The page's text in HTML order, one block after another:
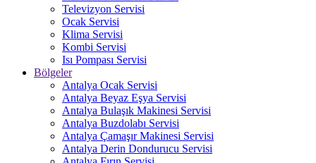
Televizyon Servisi
Ocak Servisi
Klima Servisi
Kombi Servisi
Isı Pompası Servisi
Bölgeler
Antalya Ocak Servisi
Antalya Beyaz Eşya Servisi
Antalya Bulaşık Makinesi Servisi
Antalya Buzdolabı Servisi
Antalya Çamaşır Makinesi Servisi
Antalya Derin Dondurucu Servisi